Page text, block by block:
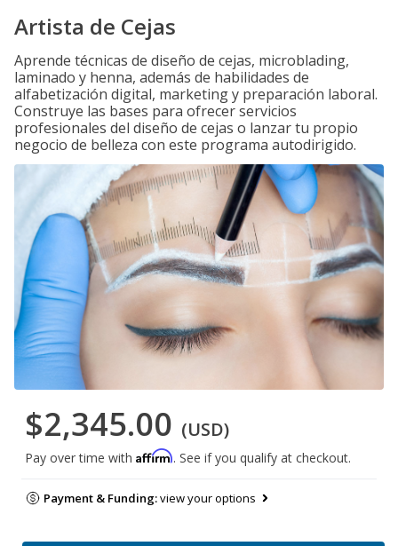
Artista de Cejas
Aprende técnicas de diseño de cejas, microblading,
laminado y henna, además de habilidades de
alfabetización digital, marketing y preparación laboral.
Construye las bases para ofrecer servicios
profesionales del diseño de cejas o lanzar tu propio
negocio de belleza con este programa autodirigido.
$2,345.00 (USD)
Pay over time with Affirm. See if you qualify at checkout.
Payment & Funding:view your options